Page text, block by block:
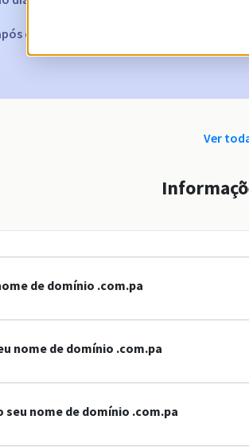
o Redemption Grace Period para
Ver
de domínio .com.pa
nome de domínio .com.pa
seu nome de domínio .com.pa